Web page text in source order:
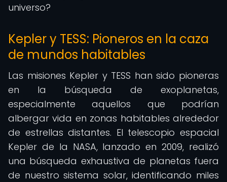
universo?
Kepler y TESS: Pioneros en la caza
de mundos habitables
Las misiones Kepler y TESS han sido pioneras
en la búsqueda de exoplanetas,
especialmente aquellos que podrían
albergar vida en zonas habitables alrededor
de estrellas distantes. El telescopio espacial
Kepler de la NASA, lanzado en 2009, realizó
una búsqueda exhaustiva de planetas fuera
de nuestro sistema solar, identificando miles